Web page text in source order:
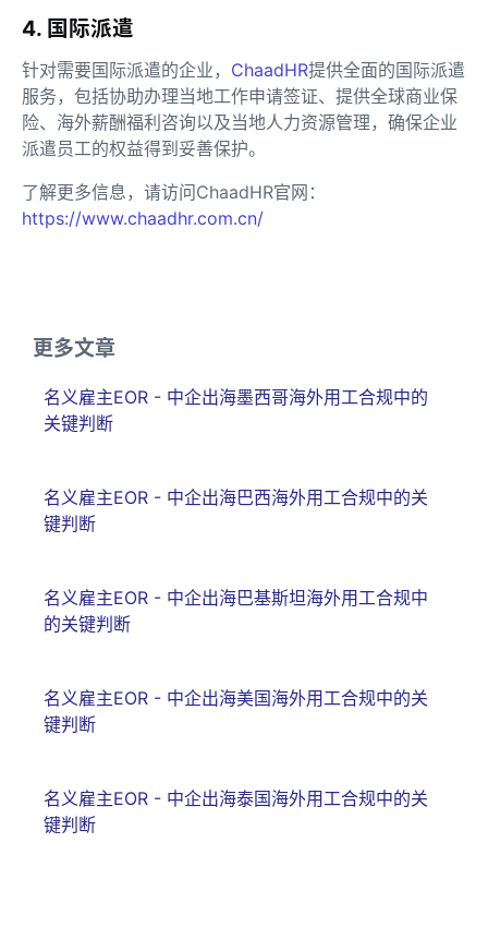
4. 国际派遣
针对需要国际派遣的企业， ChaadHR提供全面的国际派遣
服务，包括协助办理当地工作申请签证、提供全球商业保
险、海外薪酬福利咨询以及当地人力资源管理，确保企业
派遣员工的权益得到妥善保护。
了解更多信息，请访问ChaadHR官网：
https://www.chaadhr.com.cn/
更多文章
名义雇主EOR - 中企出海墨西哥海外用工合规中的
关键判断
名义雇主EOR - 中企出海巴西海外用工合规中的关
键判断
名义雇主EOR - 中企出海巴基斯坦海外用工合规中
的关键判断
名义雇主EOR - 中企出海美国海外用工合规中的关
键判断
名义雇主EOR - 中企出海泰国海外用工合规中的关
键判断